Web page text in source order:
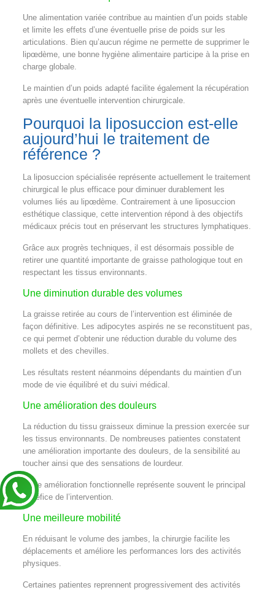
Une alimentation variée contribue au maintien d’un poids stable
et limite les effets d’une éventuelle prise de poids sur les
articulations. Bien qu’aucun régime ne permette de supprimer le
lipœdème, une bonne hygiène alimentaire participe à la prise en
charge globale.
Le maintien d’un poids adapté facilite également la récupération
après une éventuelle intervention chirurgicale.
Pourquoi la liposuccion est-elle
aujourd’hui le traitement de
référence ?
La liposuccion spécialisée représente actuellement le traitement
chirurgical le plus efficace pour diminuer durablement les
volumes liés au lipœdème. Contrairement à une liposuccion
esthétique classique, cette intervention répond à des objectifs
médicaux précis tout en préservant les structures lymphatiques.
Grâce aux progrès techniques, il est désormais possible de
retirer une quantité importante de graisse pathologique tout en
respectant les tissus environnants.
Une diminution durable des volumes
La graisse retirée au cours de l’intervention est éliminée de
façon définitive. Les adipocytes aspirés ne se reconstituent pas,
ce qui permet d’obtenir une réduction durable du volume des
mollets et des chevilles.
Les résultats restent néanmoins dépendants du maintien d’un
mode de vie équilibré et du suivi médical.
Une amélioration des douleurs
La réduction du tissu graisseux diminue la pression exercée sur
les tissus environnants. De nombreuses patientes constatent
une amélioration importante des douleurs, de la sensibilité au
toucher ainsi que des sensations de lourdeur.
Cette amélioration fonctionnelle représente souvent le principal
bénéfice de l’intervention.
Une meilleure mobilité
En réduisant le volume des jambes, la chirurgie facilite les
déplacements et améliore les performances lors des activités
physiques.
Certaines patientes reprennent progressivement des activités